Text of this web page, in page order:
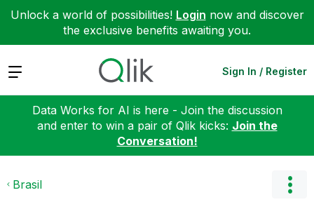
Unlock a world of possibilities! Login now and discover
the exclusive benefits awaiting you.
Expand Sign In / Register
Data Works for AI is here - Join the discussion
and enter to win a pair of Qlik kicks: Join the
Conversation!
Brasil